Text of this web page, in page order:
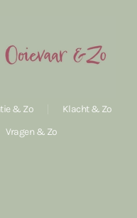
& Zo
Klacht & Zo
Vragen & Zo